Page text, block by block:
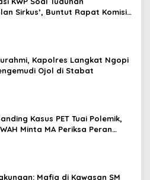
Sirkus’, Buntut Rapat Komisi
Kapolres Langkat Ngopi
Ojol di Stabat
Kasus PET Tuai Polemik,
Minta MA Periksa Peran
Mafia di Kawasan SM